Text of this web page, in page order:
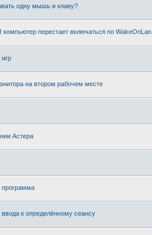
одну мышь и клаву?
перестает включаться по WakeOnLan
на втором рабочем месте
Астера
программа
к определённому сеансу